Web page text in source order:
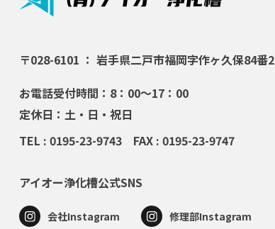
〒028-6101 ： 岩手県二戸市福岡字作ヶ久保84番2
お電話受付時間：8：00～17：00
定休日：土・日・祝日
TEL : 0195-23-9743 FAX : 0195-23-9747
アイオー浄化槽公式SNS
会社Instagram 修理部Instagram